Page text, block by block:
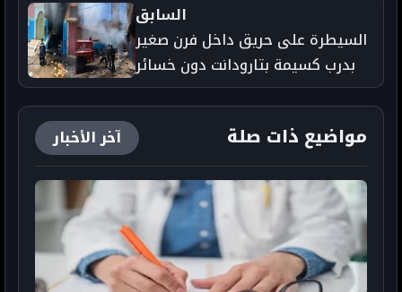
السابق
السيطرة على حريق داخل فرن صغير
بدرب كسيمة بتارودانت دون خسائر
بشرية - جريدة تارودانت بريس
مواضيع ذات صلة آخر الأخبار